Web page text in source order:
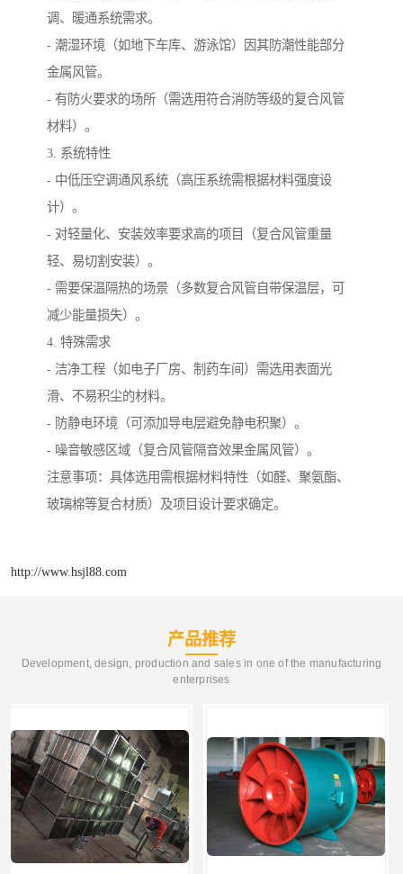
调、暖通系统需求。
- 潮湿环境（如地下车库、游泳馆）因其防潮性能部分
金属风管。
- 有防火要求的场所（需选用符合消防等级的复合风管
材料）。
3. 系统特性
- 中低压空调通风系统（高压系统需根据材料强度设
计）。
- 对轻量化、安装效率要求高的项目（复合风管重量
轻、易切割安装）。
- 需要保温隔热的场景（多数复合风管自带保温层，可
减少能量损失）。
4. 特殊需求
- 洁净工程（如电子厂房、制药车间）需选用表面光
滑、不易积尘的材料。
- 防静电环境（可添加导电层避免静电积聚）。
- 噪音敏感区域（复合风管隔音效果金属风管）。
注意事项：具体选用需根据材料特性（如醛、聚氨酯、
玻璃棉等复合材质）及项目设计要求确定。
http://www.hsjl88.com
产品推荐
Development, design, production and sales in one of the manufacturing
enterprises